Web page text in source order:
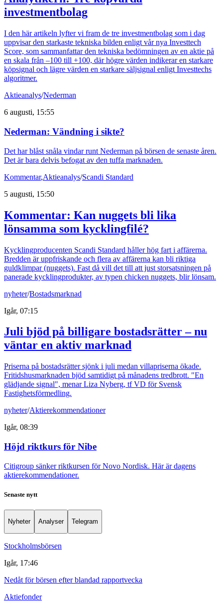
investmentbolag
I den här artikeln lyfter vi fram de tre investmentbolag som i dag
uppvisar den starkaste tekniska bilden enligt vår nya Investtech
Score, som sammanfattar den tekniska bedömningen av en aktie på
en skala från –100 till +100, där högre värden indikerar en starkare
köpsignal och lägre värden en starkare säljsignal enligt Investtechs
algoritmer.
Aktieanalys/Nederman
6 augusti, 15:55
Nederman: Vändning i sikte?
Det har blåst snåla vindar runt Nederman på börsen de senaste åren.
Det är bara delvis befogat av den tuffa marknaden.
Kommentar,Aktieanalys/Scandi Standard
5 augusti, 15:50
Kommentar: Kan nuggets bli lika
lönsamma som kycklingfilé?
Kycklingproducenten Scandi Standard håller hög fart i affärerna.
Bredden är uppfriskande och flera av affärerna kan bli riktiga
guldklimpar (nuggets). Fast då vill det till att just storsatsningen på
panerade kycklingprodukter, av typen chicken nuggets, blir lönsam.
nyheter/Bostadsmarknad
Igår, 07:15
Juli bjöd på billigare bostadsrätter – nu
väntar en aktiv marknad
Priserna på bostadsrätter sjönk i juli medan villapriserna ökade.
Fritidshusmarknaden bjöd samtidigt på månadens tredbrott. "En
glädjande signal", menar Liza Nyberg, tf VD för Svensk
Fastighetsförmedling.
nyheter/Aktierekommendationer
Igår, 08:39
Höjd riktkurs för Nibe
Citigroup sänker riktkursen för Novo Nordisk. Här är dagens
aktierekommendationer.
Senaste nytt
Nyheter Analyser Telegram
Stockholmsbörsen
Igår, 17:46
Nedåt för börsen efter blandad rapportvecka
Aktiefonder